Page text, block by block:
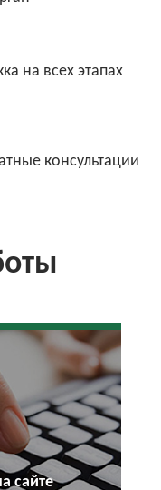
на всех этапах
консультации
сайте